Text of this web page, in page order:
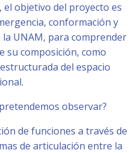
el objetivo del proyecto es
conformación y
UNAM, para comprender
su composición, como
del espacio
observar?
de funciones a través de
de articulación entre la